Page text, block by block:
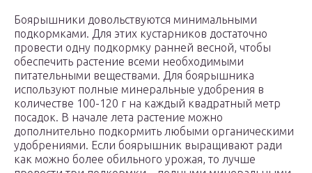
Боярышники довольствуются минимальными
подкормками. Для этих кустарников достаточно
провести одну подкормку ранней весной, чтобы
обеспечить растение всеми необходимыми
питательными веществами. Для боярышника
используют полные минеральные удобрения в
количестве 100-120 г на каждый квадратный метр
посадок. В начале лета растение можно
дополнительно подкормить любыми органическими
удобрениями. Если боярышник выращивают ради
как можно более обильного урожая, то лучше